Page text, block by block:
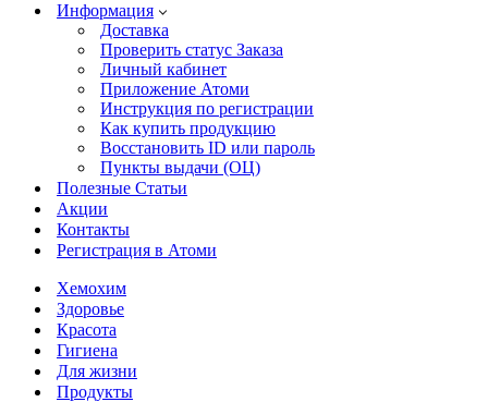
Информация
Доставка
Проверить статус Заказа
Личный кабинет
Приложение Атоми
Инструкция по регистрации
Как купить продукцию
Восстановить ID или пароль
Пункты выдачи (ОЦ)
Полезные Статьи
Акции
Контакты
Регистрация в Атоми
Хемохим
Здоровье
Красота
Гигиена
Для жизни
Продукты